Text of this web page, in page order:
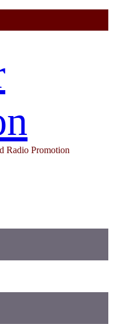
Radio Promotion